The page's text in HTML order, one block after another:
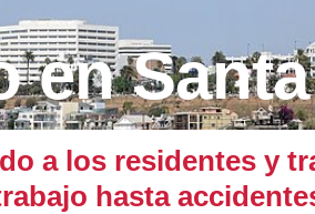
en
a los residentes y
hasta